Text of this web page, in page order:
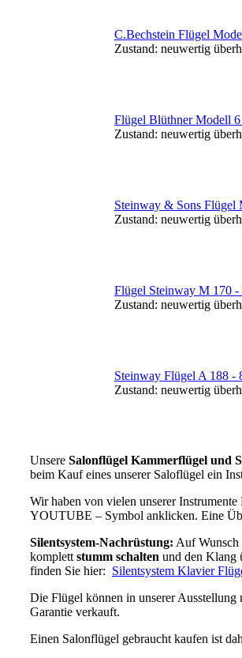
C.Bechstein Flügel
Zustand: neuwertig
Flügel Blüthner Modell
Zustand: neuwertig
Steinway & Sons Flügel
Zustand: neuwertig
Flügel Steinway M 170 -
Zustand: neuwertig
Steinway Flügel A 188 -
Zustand: neuwertig
Unsere Salonflügel Kammerflügel und
beim Kauf eines unserer Saloflügel ein
Wir haben von vielen unserer
YOUTUBE – Symbol anklicken. Eine
Silentsystem-Nachrüstung: Auf Wunsch
komplettstumm schalten und den Klang
finden Sie hier: Silentsystem Klavier
Die Flügel können in unserer Ausstellung
Garantie verkauft.
Einen Salonflügel gebraucht kaufen ist